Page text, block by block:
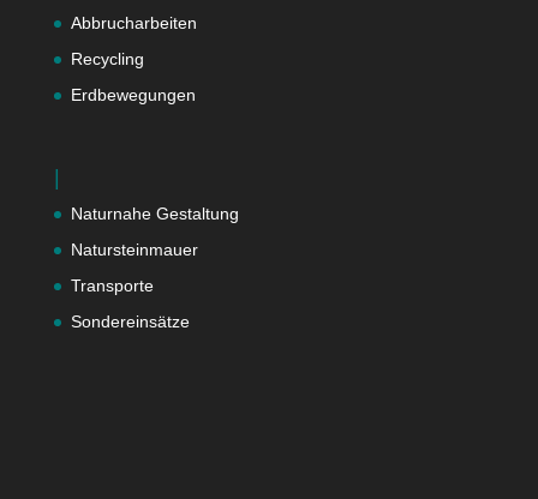
Abbrucharbeiten
Recycling
Erdbewegungen
|
Naturnahe Gestaltung
Natursteinmauer
Transporte
Sondereinsätze